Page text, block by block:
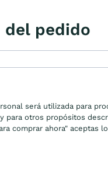
del pedido
será utilizada para
para otros propósitos
comprar ahora" aceptas